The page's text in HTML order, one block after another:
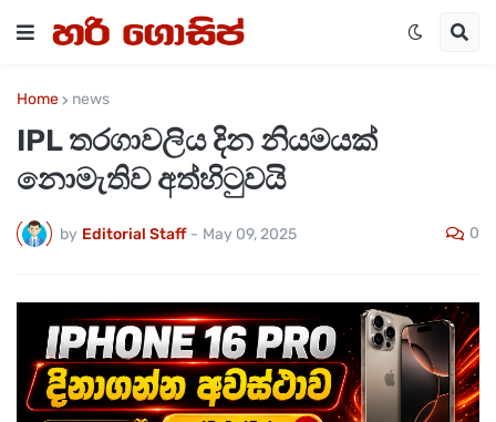
Home news
IPL තරගාවලිය දින නියමයක්
නොමැතිව අත්හිටුවයි
by Editorial Staff - May 09, 2025 0